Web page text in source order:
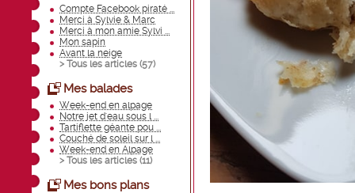
Compte Facebook piraté ...
Merci à Sylvie & Marc
Merci à mon amie Sylvi ...
Mon sapin
Avant la neige
> Tous les articles (57)
Mes balades
Week-end en alpage
Notre jet d'eau sous l ...
Tartiflette géante pou ...
Couché de soleil sur l ...
Week-end en Alpage
> Tous les articles (11)
Mes bons plans